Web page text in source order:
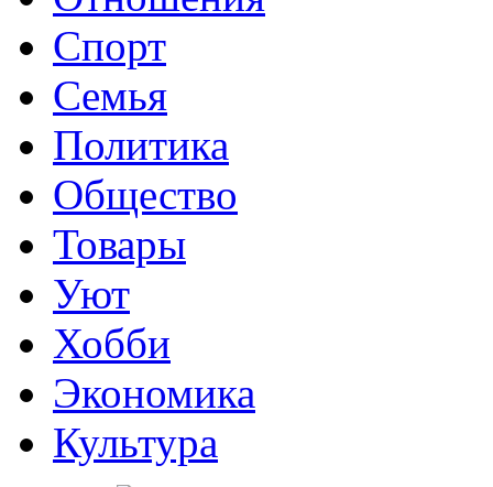
Спорт
Семья
Политика
Общество
Товары
Уют
Хобби
Экономика
Культура